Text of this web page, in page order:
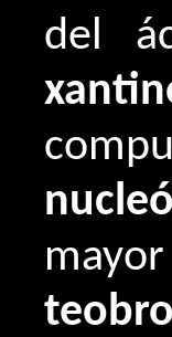
del